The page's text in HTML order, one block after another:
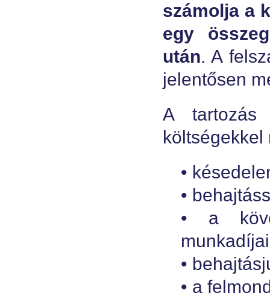
számolja a
egy
után. A
jelentősen
A tartozás
költségekkel
•
•
• a
•
• a